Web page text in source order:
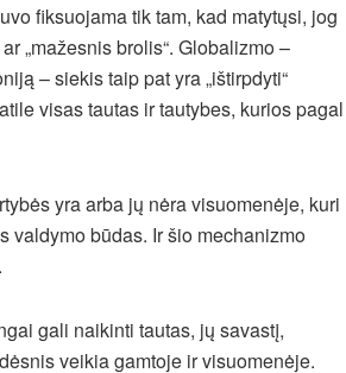
fiksuojama tik tam, kad matytųsi, jog
„mažesnis brolis“. Globalizmo –
– siekis taip pat yra „ištirpdyti“
visas tautas ir tautybes, kurios pagal
yra arba jų nėra visuomenėje, kuri
valdymo būdas. Ir šio mechanizmo
gali naikinti tautas, jų savastį,
veikia gamtoje ir visuomenėje.